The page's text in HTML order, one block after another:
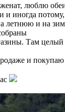
люблю
и иногда
летнюю и на
Там целый
и покупаю